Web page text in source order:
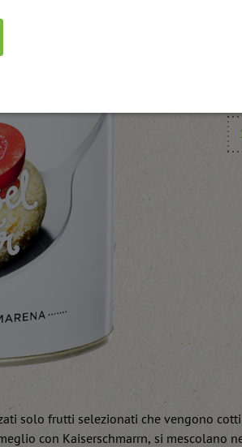
solo frutti selezionati che vengono
con Kaiserschmarrn, si mescolano